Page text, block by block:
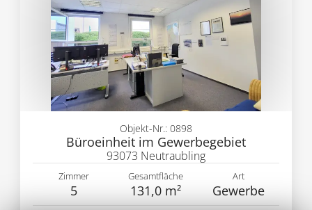
Büroeinheit im Gewerbegebiet
Objekt-Nr.: 0898
93073 Neutraubling
Zimmer
5
Gesamtfläche
131,0 m²
Art
Gewerbe